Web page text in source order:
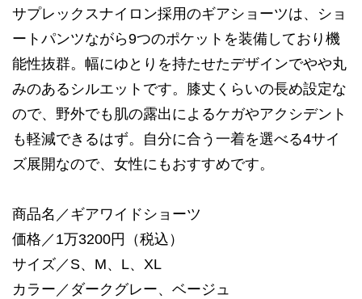
サプレックスナイロン採用のギアショーツは、ショ
ートパンツながら9つのポケットを装備しており機
能性抜群。幅にゆとりを持たせたデザインでやや丸
みのあるシルエットです。膝丈くらいの長め設定な
ので、野外でも肌の露出によるケガやアクシデント
も軽減できるはず。自分に合う一着を選べる4サイ
ズ展開なので、女性にもおすすめです。
商品名／ギアワイドショーツ
価格／1万3200円（税込）
サイズ／S、M、L、XL
カラー／ダークグレー、ベージュ